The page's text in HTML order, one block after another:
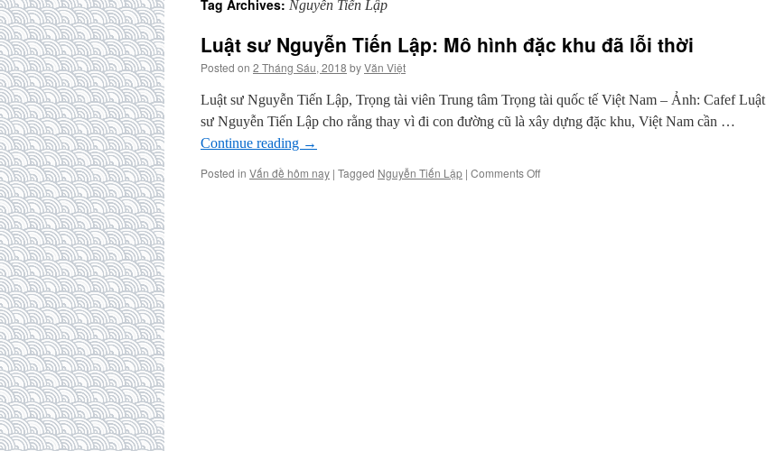
Tag Archives: Nguyễn Tiến Lập
Luật sư Nguyễn Tiến Lập: Mô hình đặc khu đã lỗi thời
Posted on 2 Tháng Sáu, 2018 byVăn Việt
Luật sư Nguyễn Tiến Lập, Trọng tài viên Trung tâm Trọng tài quốc tế Việt Nam – Ảnh: Cafef Luật
sư Nguyễn Tiến Lập cho rằng thay vì đi con đường cũ là xây dựng đặc khu, Việt Nam cần …
Continue reading →
Posted in Vấn đề hôm nay | Tagged Nguyễn Tiến Lập | Comments Offon